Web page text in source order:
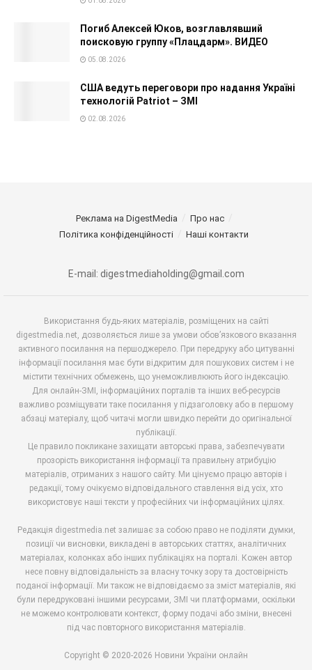
Погиб Алексей Юков, возглавлявший
поисковую группу «Плацдарм». ВИДЕО
05.08.2026
США ведуть переговори про надання Україні
технологій Patriot – ЗМІ
02.08.2026
Реклама на DigestMedia
Про нас
Політика конфіденційності
Наші контакти
E-mail: digestmediaholding@gmail.com
Використання будь-яких матеріалів, розміщених на сайті
digestmedia.net, дозволяється лише за умови обов’язкового вказання
активного посилання на першоджерело. При передруку або цитуванні
інформації посилання має бути відкритим для пошукових систем і не
містити технічних обмежень, що унеможливлюють його індексацію.
Для онлайн-ЗМІ, інформаційних порталів та інших веб-ресурсів
важливо розміщувати таке посилання у підзаголовку або в першому
абзаці матеріалу, щоб читачі могли швидко перейти до оригінальної
публікації.
Це правило покликане захищати авторські права, забезпечувати
прозорість використання інформації та правильну атрибуцію
матеріалів, отриманих з нашого сайту. Ми цінуємо працю авторів і
редакції, тому очікуємо відповідального ставлення від усіх, хто
використовує наші тексти у професійних чи інформаційних цілях.
Редакція digestmedia.net залишає за собою право не поділяти думки,
позиції чи висновки, викладені в авторських статтях, аналітичних
матеріалах, колонках або інших публікаціях на порталі. Кожен автор
несе повну відповідальність за власну точку зору та достовірність
поданої інформації. Ми також не відповідаємо за зміст матеріалів, які
були передруковані іншими ресурсами, ЗМІ чи платформами, оскільки
не можемо контролювати контекст, форму подачі або зміни, внесені
під час повторного використання матеріалів.
Copyright © 2020-2026 Новини України онлайн